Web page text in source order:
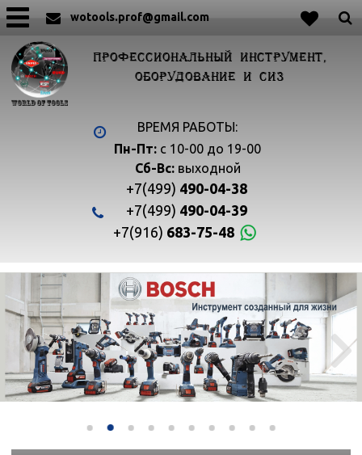
wotools.prof@gmail.com
ПРОФЕССИОНАЛЬНЫЙ ИНСТРУМЕНТ,
ОБОРУДОВАНИЕ И СИЗ
ВРЕМЯ РАБОТЫ:
Пн-Пт: с 10-00 до 19-00
Сб-Вс:выходной
+7(499) 490-04-38
+7(499) 490-04-39
+7(916) 683-75-48
 